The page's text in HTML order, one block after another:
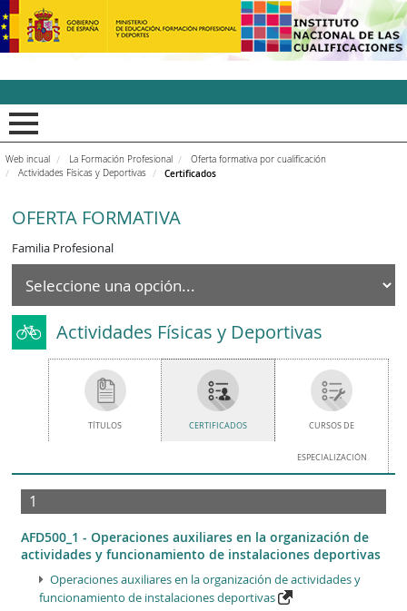
INCUAl - Instituto
Web incual La Formación Profesional
Oferta formativa por cualificación
Actividades Físicas y Deportivas
Certificados
OFERTA FORMATIVA
Familia Profesional
Actividades Físicas y Deportivas
TÍTULOS CERTIFICADOS CURSOS DE
ESPECIALIZACIÓN
1
AFD500_1 - Operaciones auxiliares en la organización de
actividades y funcionamiento de instalaciones deportivas
Operaciones auxiliares en la organización de actividades y
funcionamiento de instalaciones deportivas